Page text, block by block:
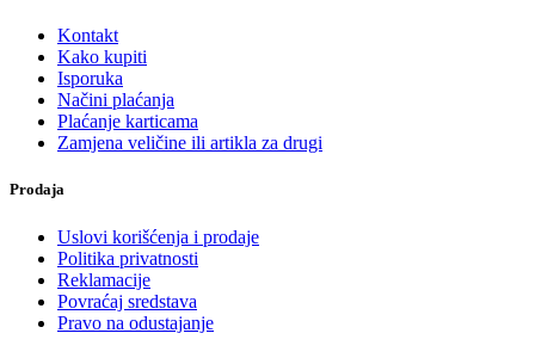
Kontakt
Kako kupiti
Isporuka
Načini plaćanja
Plaćanje karticama
Zamjena veličine ili artikla za drugi
Prodaja
Uslovi korišćenja i prodaje
Politika privatnosti
Reklamacije
Povraćaj sredstava
Pravo na odustajanje